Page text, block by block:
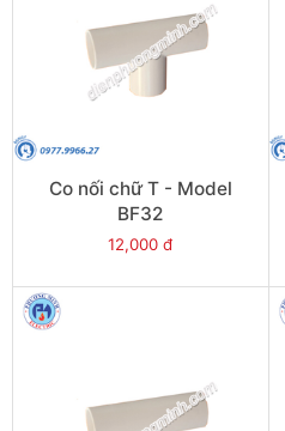
Co nối chữ T - Model
BF32
12,000 đ